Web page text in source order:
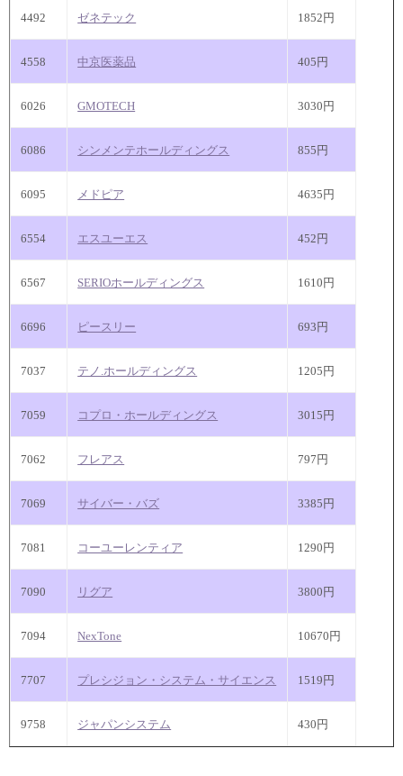
4492 ゼネテック 1852円
4558 中京医薬品 405円
6026 GMOTECH 3030円
6086 シンメンテホールディングス 855円
6095 メドピア 4635円
6554 エスユーエス 452円
6567 SERIOホールディングス 1610円
6696 ピースリー 693円
7037 テノ.ホールディングス 1205円
7059 コプロ・ホールディングス 3015円
7062 フレアス 797円
7069 サイバー・バズ 3385円
7081 コーユーレンティア 1290円
7090 リグア 3800円
7094 NexTone 10670円
7707 プレシジョン・システム・サイエンス 1519円
9758 ジャパンシステム 430円